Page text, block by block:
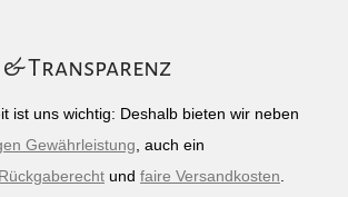
Transparenz
ist uns wichtig: Deshalb bieten wir neben
Gewährleistung , auch ein
Rückgaberecht und faire Versandkosten